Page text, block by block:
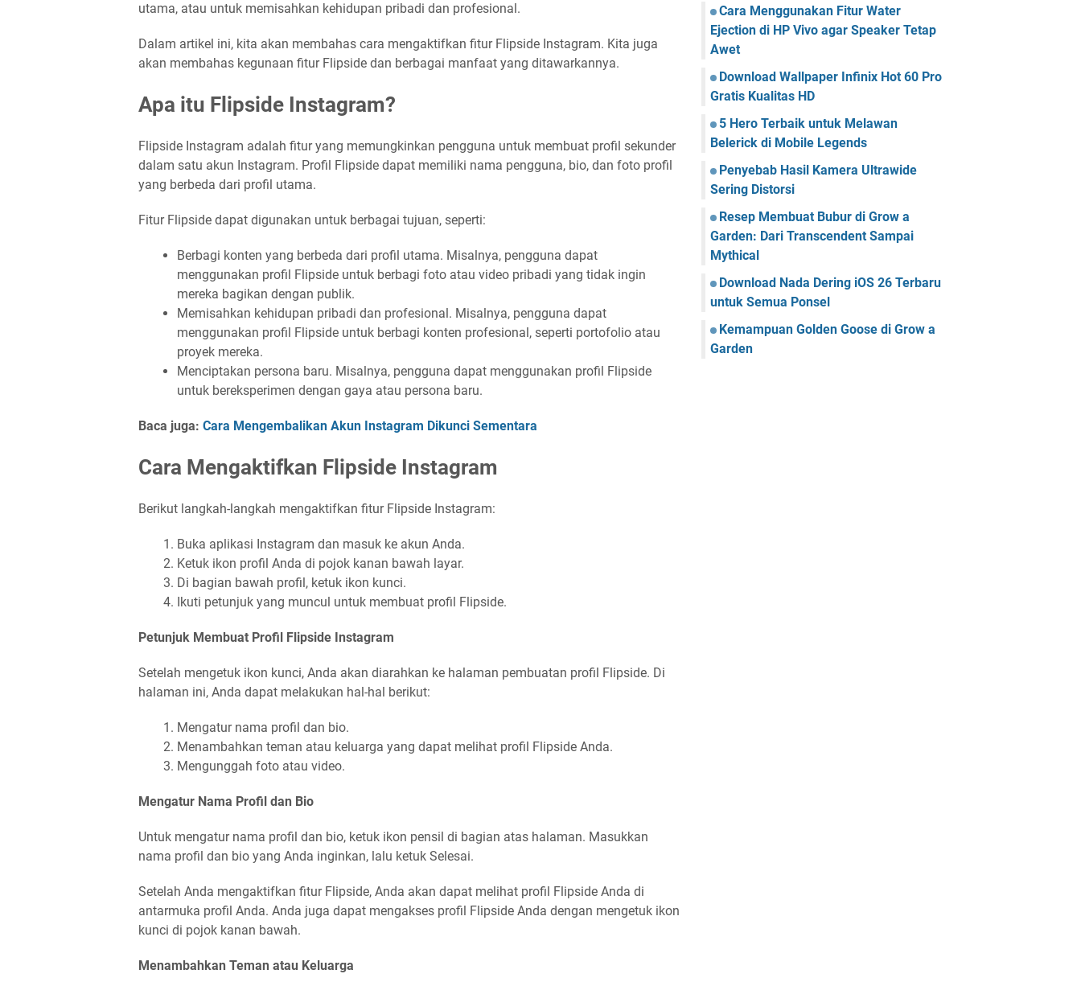
utama, atau untuk memisahkan kehidupan pribadi dan profesional.
Dalam artikel ini, kita akan membahas cara mengaktifkan fitur Flipside Instagram. Kita juga
akan membahas kegunaan fitur Flipside dan berbagai manfaat yang ditawarkannya.
Apa itu Flipside Instagram?
Flipside Instagram adalah fitur yang memungkinkan pengguna untuk membuat profil sekunder
dalam satu akun Instagram. Profil Flipside dapat memiliki nama pengguna, bio, dan foto profil
yang berbeda dari profil utama.
Fitur Flipside dapat digunakan untuk berbagai tujuan, seperti:
Berbagi konten yang berbeda dari profil utama. Misalnya, pengguna dapat
menggunakan profil Flipside untuk berbagi foto atau video pribadi yang tidak ingin
mereka bagikan dengan publik.
Memisahkan kehidupan pribadi dan profesional. Misalnya, pengguna dapat
menggunakan profil Flipside untuk berbagi konten profesional, seperti portofolio atau
proyek mereka.
Menciptakan persona baru. Misalnya, pengguna dapat menggunakan profil Flipside
untuk bereksperimen dengan gaya atau persona baru.
Baca juga: Cara Mengembalikan Akun Instagram Dikunci Sementara
Cara Mengaktifkan Flipside Instagram
Berikut langkah-langkah mengaktifkan fitur Flipside Instagram:
Buka aplikasi Instagram dan masuk ke akun Anda.
Ketuk ikon profil Anda di pojok kanan bawah layar.
Di bagian bawah profil, ketuk ikon kunci.
Ikuti petunjuk yang muncul untuk membuat profil Flipside.
Petunjuk Membuat Profil Flipside Instagram
Setelah mengetuk ikon kunci, Anda akan diarahkan ke halaman pembuatan profil Flipside. Di
halaman ini, Anda dapat melakukan hal-hal berikut:
Mengatur nama profil dan bio.
Menambahkan teman atau keluarga yang dapat melihat profil Flipside Anda.
Mengunggah foto atau video.
Mengatur Nama Profil dan Bio
Untuk mengatur nama profil dan bio, ketuk ikon pensil di bagian atas halaman. Masukkan
nama profil dan bio yang Anda inginkan, lalu ketuk Selesai.
Setelah Anda mengaktifkan fitur Flipside, Anda akan dapat melihat profil Flipside Anda di
antarmuka profil Anda. Anda juga dapat mengakses profil Flipside Anda dengan mengetuk ikon
kunci di pojok kanan bawah.
Menambahkan Teman atau Keluarga
Cara Menggunakan Fitur Water
Ejection di HP Vivo agar Speaker Tetap
Awet
Download Wallpaper Infinix Hot 60 Pro
Gratis Kualitas HD
5 Hero Terbaik untuk Melawan
Belerick di Mobile Legends
Penyebab Hasil Kamera Ultrawide
Sering Distorsi
Resep Membuat Bubur di Grow a
Garden: Dari Transcendent Sampai
Mythical
Download Nada Dering iOS 26 Terbaru
untuk Semua Ponsel
Kemampuan Golden Goose di Grow a
Garden